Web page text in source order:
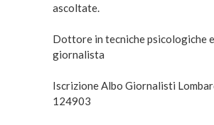
ascoltate.
Dottore in tecniche psicologiche e
giornalista
Iscrizione Albo Giornalisti
124903